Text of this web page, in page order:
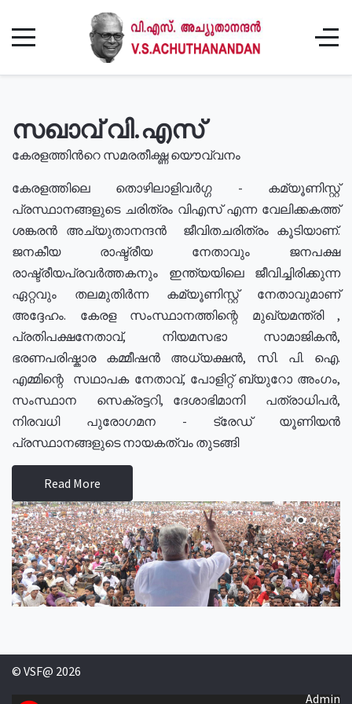
സഖാവ് വി.എസ്
കേരളത്തിൻറെ സമരതീക്ഷ്ണ യൌവ്വനം
കേരളത്തിലെ തൊഴിലാളിവർഗ്ഗ - കമ്യൂണിസ്റ്റ്
പ്രസ്ഥാനങ്ങളുടെ ചരിത്രം വിഎസ് എന്ന വേലിക്കകത്ത്
ശങ്കരൻ അച്യുതാനന്ദൻ ജീവിതചരിത്രം കൂടിയാണ്.
ജനകീയ രാഷ്ട്രീയ നേതാവും ജനപക്ഷ
രാഷ്ട്രീയപ്രവർത്തകനും ഇന്ത്യയിലെ ജീവിച്ചിരിക്കുന്ന
ഏറ്റവും തലമുതിർന്ന കമ്യൂണിസ്റ്റ് നേതാവുമാണ്
അദ്ദേഹം. കേരള സംസ്ഥാനത്തിന്റെ മുഖ്യമന്ത്രി ,
പ്രതിപക്ഷനേതാവ്, നിയമസഭാ സാമാജികൻ,
ഭരണപരിഷ്കാര കമ്മീഷൻ അധ്യക്ഷൻ, സി. പി. ഐ.
എമ്മിന്റെ സഥാപക നേതാവ്, പോളിറ്റ് ബ്യുറോ അംഗം,
സംസ്ഥാന സെക്രട്ടറി, ദേശാഭിമാനി പത്രാധിപർ,
നിരവധി പുരോഗമന - ട്രേഡ് യൂണിയൻ
പ്രസ്ഥാനങ്ങളുടെ നായകത്വം തുടങ്ങി
Read More
© VSF@ 2026
Admin